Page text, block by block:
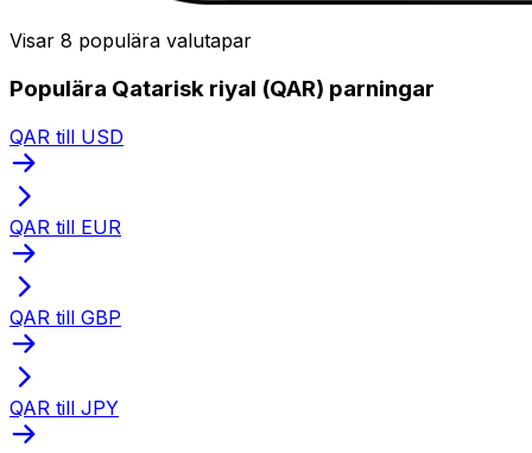
Visar 8 populära valutapar
Populära Qatarisk riyal (QAR) parningar
QAR till USD
QAR till EUR
QAR till GBP
QAR till JPY